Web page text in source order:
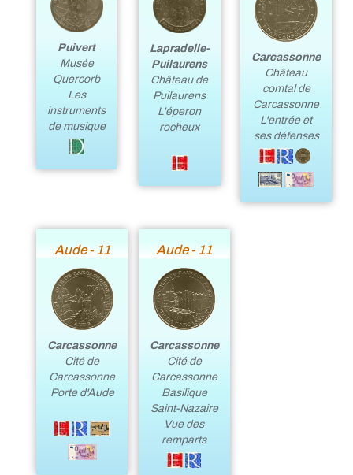
Puivert
Musée
Quercorb
Les
instruments
de musique
Lapradelle-
Puilaurens
Château de
Puilaurens
L'éperon
rocheux
Carcassonne
Château
comtal de
Carcassonne
L'entrée et
ses défenses
Aude - 11
Carcassonne
Cité de
Carcassonne
Porte d'Aude
Aude - 11
Carcassonne
Cité de
Carcassonne
Basilique
Saint-Nazaire
Vue des
remparts